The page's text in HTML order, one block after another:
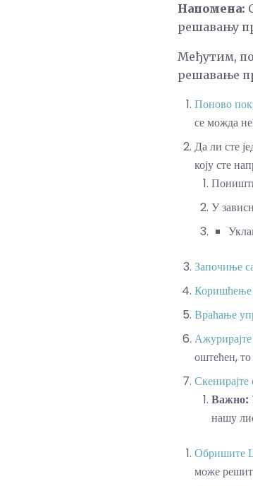
Напомена:
решавању
Међутим,
решавање
Поново
се можда
Да ли сте
коју сте
У
Започиње
Коришћење
Враћање
Ажурирајте
оштећен,
Скенирајте
Важно:
нашу
може